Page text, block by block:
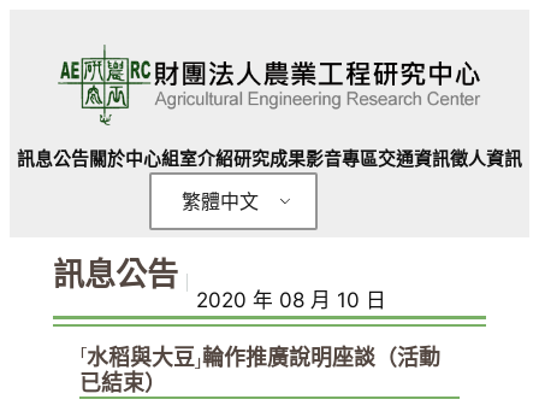
內
訊息公告關於中心組室介紹研究成果影音專區交通資訊徵人資訊
繁體中文
訊息公告
2020 年 08 月 10 日
「水稻與大豆」輪作推廣說明座談（活動
已結束）